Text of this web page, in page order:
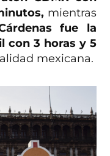
mientras
fue la
con 3 horas y 5
mexicana.